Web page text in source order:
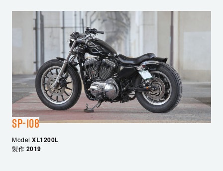
SP-108
Model XL1200L
製作 2019